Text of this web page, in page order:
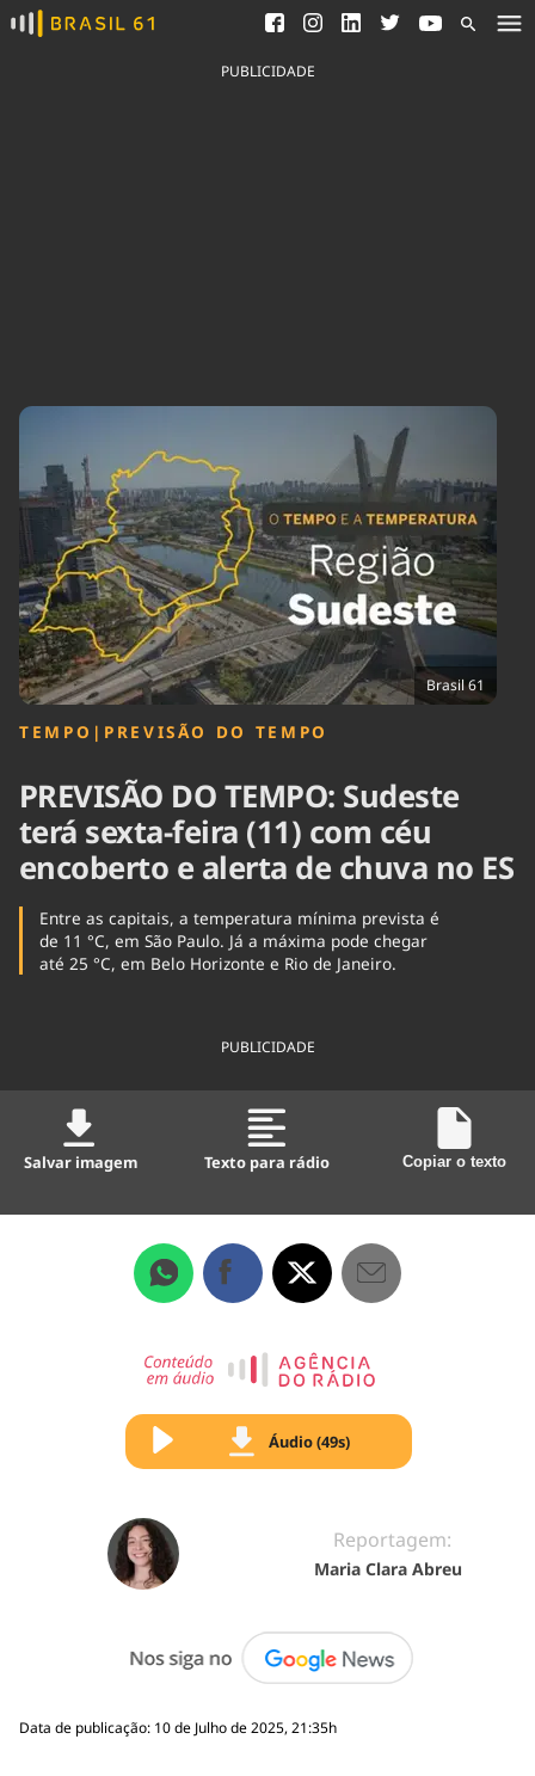
Ver todas as notícias
Saneamento
Indicadores
Brasil
Brasil Mineral
Ciência &
Tecnologia
Cinema
Cultura
Economia
Educação
Infraestrutura
Internacional
Meio Ambiente
Podcast
Política
Saúde
Tempo
PUBLICIDADE
Brasil 61
TEMPO | PREVISÃO DO TEMPO
PREVISÃO DO TEMPO: Sudeste
terá sexta-feira (11) com céu
encoberto e alerta de chuva no ES
Entre as capitais, a temperatura mínima prevista é
de 11 °C, em São Paulo. Já a máxima pode chegar
até 25 °C, em Belo Horizonte e Rio de Janeiro.
PUBLICIDADE
Salvar imagem Texto para rádio Copiar o texto
Áudio (49s)
Reportagem:
Maria Clara Abreu
Data de publicação: 10 de Julho de 2025, 21:35h